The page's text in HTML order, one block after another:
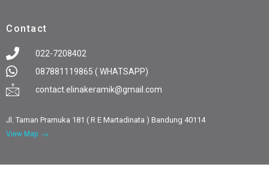
Contact
022-7208402
087881119865 ( WHATSAPP)
contact.elinakeramik@gmail.com
Jl. Taman Pramuka 181 ( R E Martadinata ) Bandung 40114
View Map